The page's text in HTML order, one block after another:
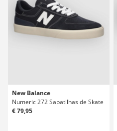
New Balance
Numeric 272 Sapatilhas de Skate
€ 79,95